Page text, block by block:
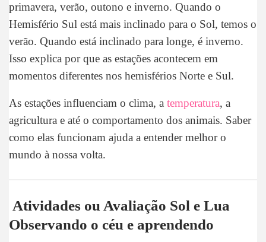
primavera, verão, outono e inverno. Quando o
Hemisfério Sul está mais inclinado para o Sol, temos o
verão. Quando está inclinado para longe, é inverno.
Isso explica por que as estações acontecem em
momentos diferentes nos hemisférios Norte e Sul.
As estações influenciam o clima, a temperatura, a
agricultura e até o comportamento dos animais. Saber
como elas funcionam ajuda a entender melhor o
mundo à nossa volta.
Atividades ou Avaliação Sol e Lua
Observando o céu e aprendendo